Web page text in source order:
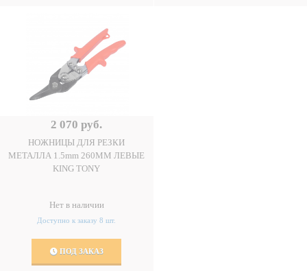
2 070 руб.
НОЖНИЦЫ ДЛЯ РЕЗКИ
МЕТАЛЛА 1.5mm 260ММ ЛЕВЫЕ
KING TONY
Нет в наличии
Доступно к заказу 8 шт.
ПОД ЗАКАЗ